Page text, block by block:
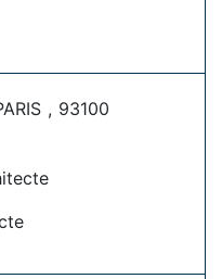
, 93100